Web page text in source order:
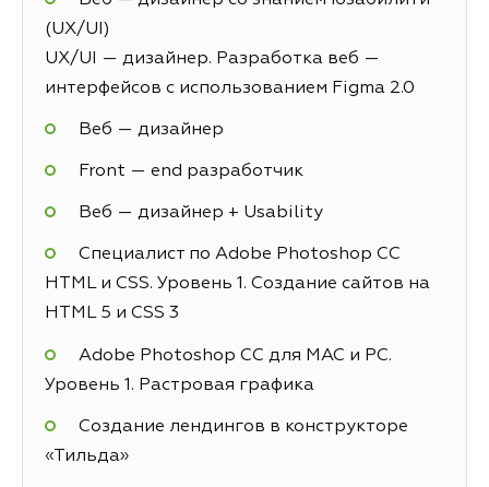
(UX/UI)
UX/UI — дизайнер. Разработка веб —
интерфейсов с использованием Figma 2.0
Веб — дизайнер
Front — end разработчик
Веб — дизайнер + Usability
Специалист по Adobe Photoshop СС
HTML и CSS. Уровень 1. Создание сайтов на
HTML 5 и СSS 3
Adobe Photoshop CC для MAC и PC.
Уровень 1. Растровая графика
Создание лендингов в конструкторе
«Тильда»